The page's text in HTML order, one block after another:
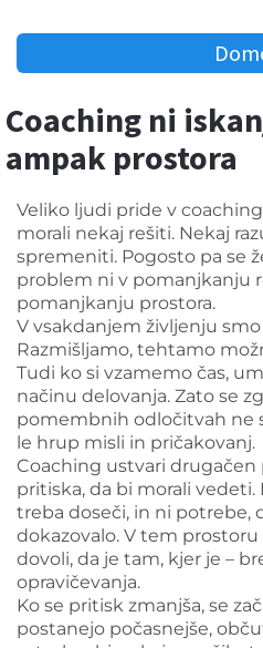
Coaching ni
ampak prostora
Veliko ljudi pride v
morali nekaj rešiti. Nekaj
spremeniti. Pogosto pa se
problem ni v pomanjkanju
pomanjkanju prostora.
V vsakdanjem življenju
Razmišljamo, tehtamo
Tudi ko si vzamemo čas,
načinu delovanja. Zato se
pomembnih odločitvah ne
le hrup misli in pričakovanj.
Coaching ustvari drugačen
pritiska, da bi morali vedeti.
treba doseči, in ni potrebe,
dokazovalo. V tem
dovoli, da je tam, kjer je –
opravičevanja.
Ko se pritisk zmanjša, se
postanejo počasnejše,